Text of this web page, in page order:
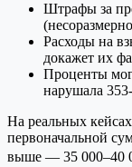
Штрафы за
Расходы на
докажет их
Проценты
нарушала
На реальных
первоначальной
выше — 35 000–40